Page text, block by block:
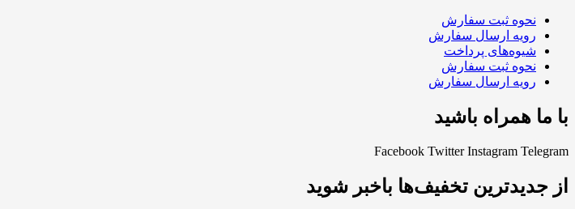
نحوه ثبت سفارش
رویه ارسال سفارش
شیوه‌های پرداخت
نحوه ثبت سفارش
رویه ارسال سفارش
با ما همراه باشید
Facebook Twitter Instagram Telegram
از جدیدترین تخفیف‌ها باخبر شوید